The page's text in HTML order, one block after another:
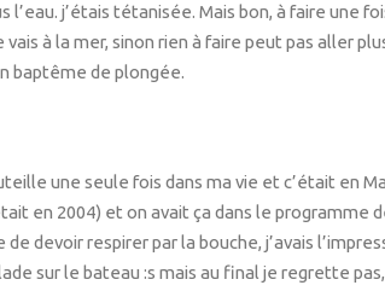
j’étais tétanisée. Mais bon, à faire une
vais à la mer, sinon rien à faire peut pas aller
baptême de plongée.
une seule fois dans ma vie et c’était en
en 2004) et on avait ça dans le programme
devoir respirer par la bouche, j’avais
sur le bateau :s mais au final je regrette